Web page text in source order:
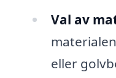
Val av
eller